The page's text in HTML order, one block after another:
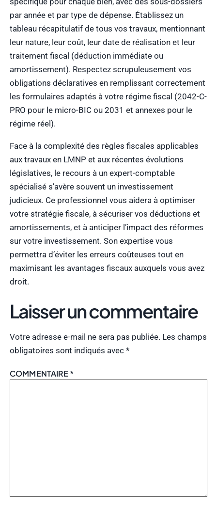
par année et par type de dépense. Établissez un
tableau récapitulatif de tous vos travaux, mentionnant
leur nature, leur coût, leur date de réalisation et leur
traitement fiscal (déduction immédiate ou
amortissement). Respectez scrupuleusement vos
obligations déclaratives en remplissant correctement
les formulaires adaptés à votre régime fiscal (2042-C-
PRO pour le micro-BIC ou 2031 et annexes pour le
régime réel).
Face à la complexité des règles fiscales applicables
aux travaux en LMNP et aux récentes évolutions
législatives, le recours à un expert-comptable
spécialisé s’avère souvent un investissement
judicieux. Ce professionnel vous aidera à optimiser
votre stratégie fiscale, à sécuriser vos déductions et
amortissements, et à anticiper l’impact des réformes
sur votre investissement. Son expertise vous
permettra d’éviter les erreurs coûteuses tout en
maximisant les avantages fiscaux auxquels vous avez
droit.
Laisser un commentaire
Votre adresse e-mail ne sera pas publiée. Les champs
obligatoires sont indiqués avec *
COMMENTAIRE *